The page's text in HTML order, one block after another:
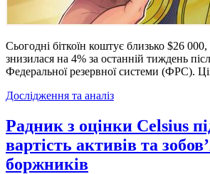
Сьогодні біткоїн коштує близько $26
знизилася на 4% за останній тиждень
Федеральної резервної системи (ФРС).
Posted
Дослідження та аналіз
Радник з оцінки Celsius
вартість активів та
боржників